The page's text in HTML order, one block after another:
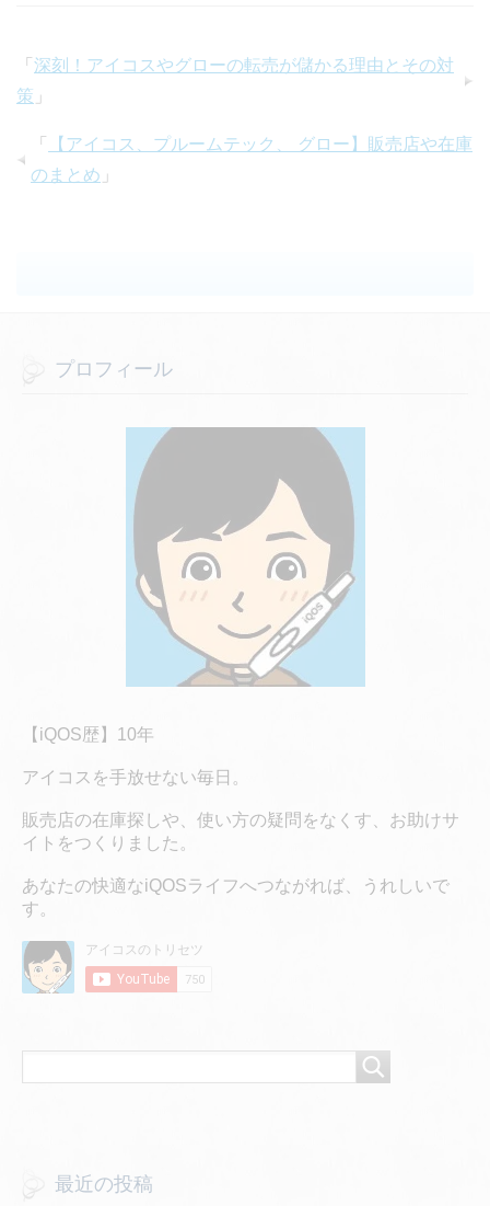
「 深刻！アイコスやグローの転売が儲かる理由とその対
策 」
「
【アイコス、プルームテック、 グロー】販売店や在庫
のまとめ 」
プロフィール
【iQOS歴】10年
アイコスを手放せない毎日。
販売店の在庫探しや、使い方の疑問をなくす、お助けサ
イトをつくりました。
あなたの快適なiQOSライフへつながれば、うれしいで
す。
最近の投稿